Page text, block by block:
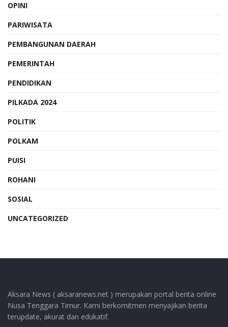
OPINI
PARIWISATA
PEMBANGUNAN DAERAH
PEMERINTAH
PENDIDIKAN
PILKADA 2024
POLITIK
POLKAM
PUISI
ROHANI
SOSIAL
UNCATEGORIZED
Aksara News ( aksaranews.net ) merupakan portal berita online
Nusa Tenggara Timur. Kami berkomitmen menyajikan berita
terupdate, akurat dan edukatif.